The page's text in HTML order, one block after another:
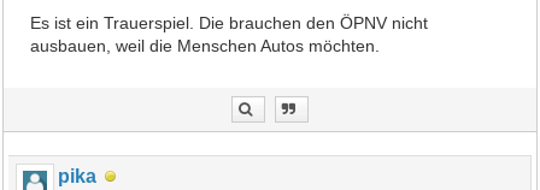
Es ist ein Trauerspiel. Die brauchen den ÖPNV nicht
ausbauen, weil die Menschen Autos möchten.
pika